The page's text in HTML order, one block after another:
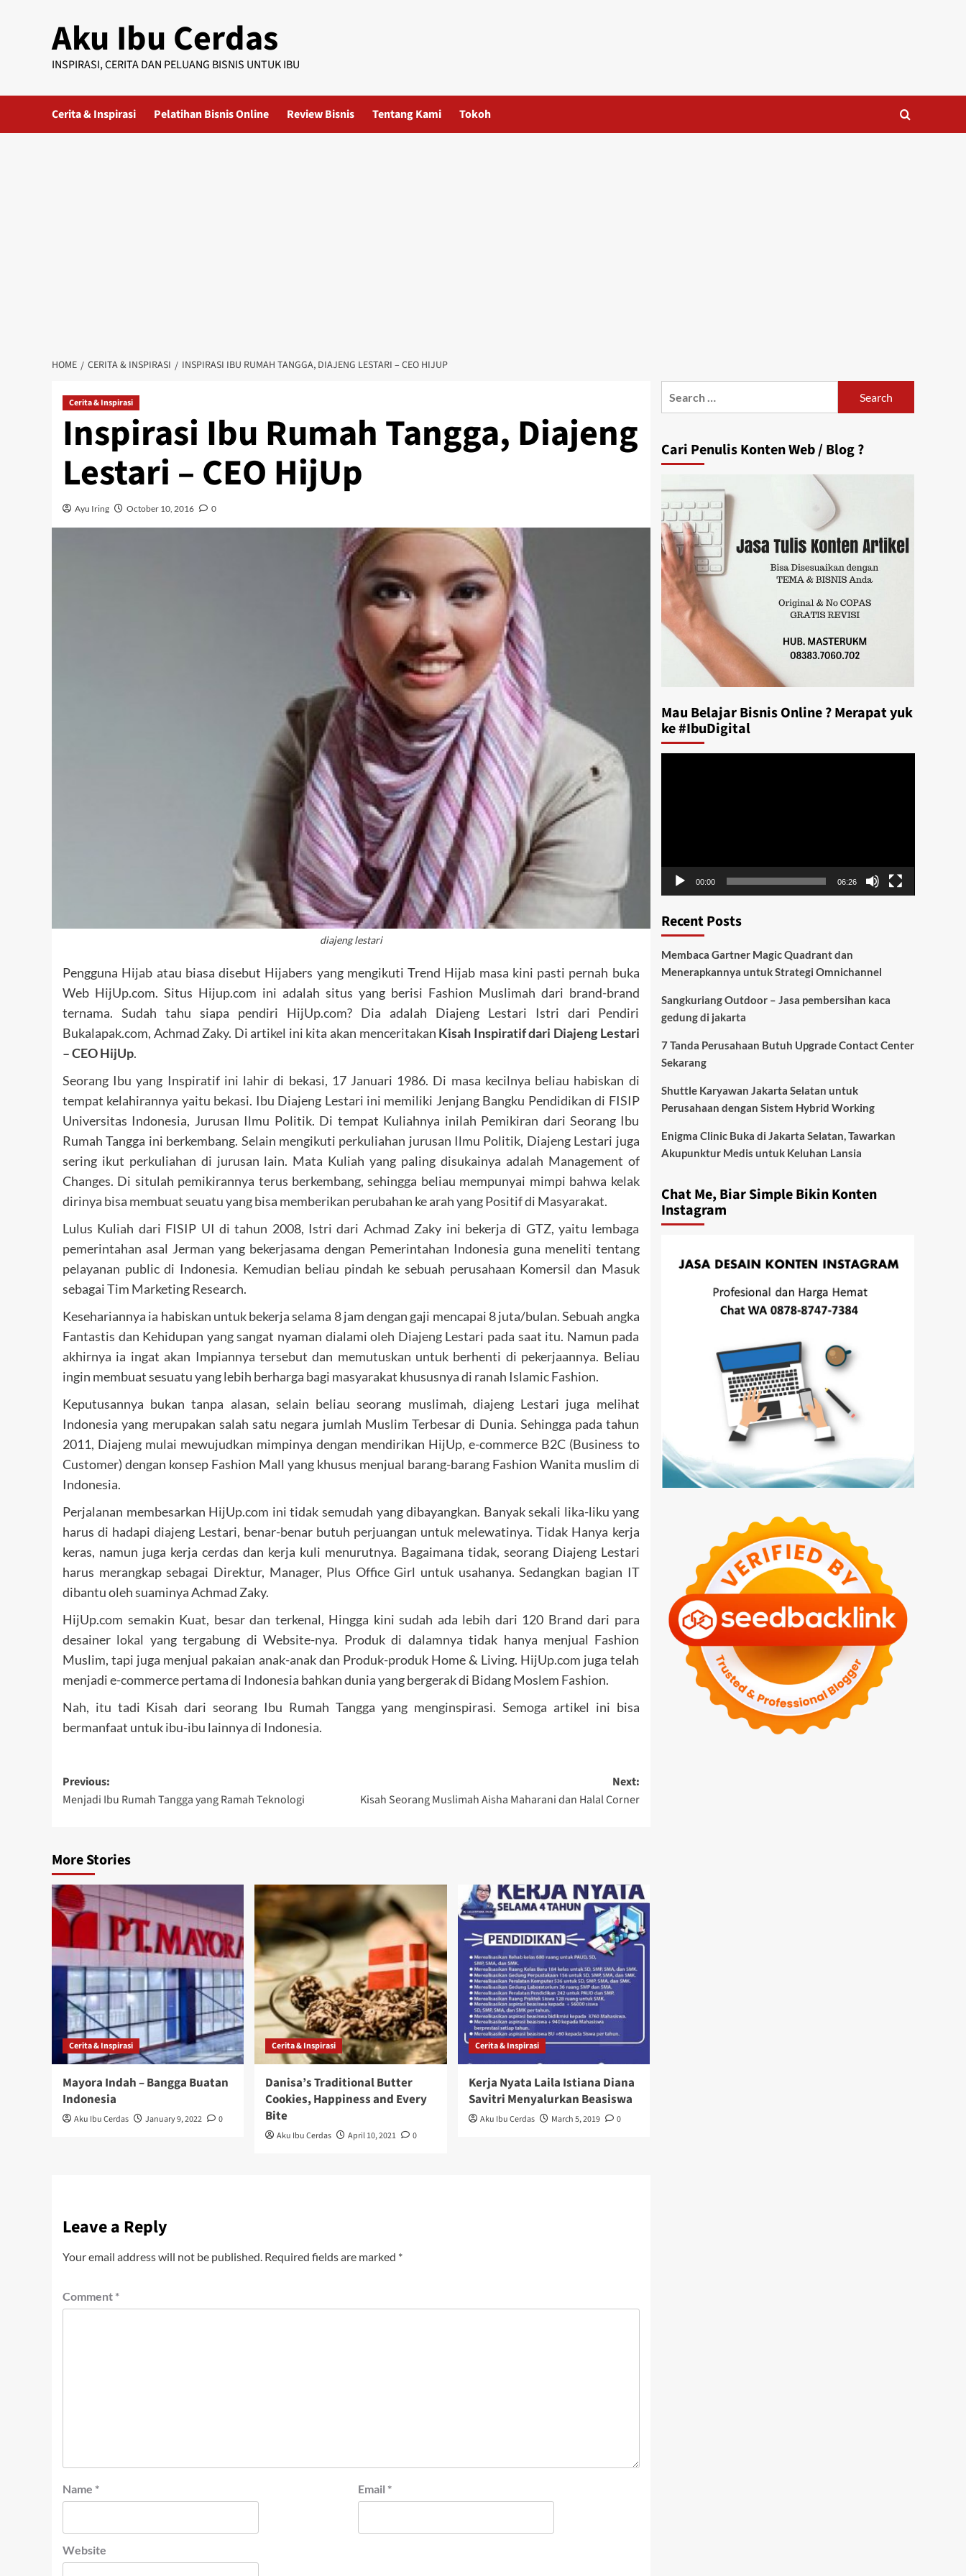
Aku Ibu Cerdas
INSPIRASI, CERITA DAN PELUANG BISNIS UNTUK IBU
Cerita & Inspirasi Pelatihan Bisnis Online Review Bisnis Tentang Kami Tokoh
HOME CERITA & INSPIRASI INSPIRASI IBU RUMAH TANGGA, DIAJENG LESTARI – CEO HIJUP
Cerita & Inspirasi
Inspirasi Ibu Rumah Tangga, Diajeng
Lestari – CEO HijUp
Ayu Iring October 10, 2016 0
diajeng lestari
Pengguna Hijab atau biasa disebut Hijabers yang mengikuti Trend Hijab masa kini pasti pernah buka
Web HijUp.com. Situs Hijup.com ini adalah situs yang berisi Fashion Muslimah dari brand-brand
ternama. Sudah tahu siapa pendiri HijUp.com? Dia adalah Diajeng Lestari Istri dari Pendiri
Bukalapak.com, Achmad Zaky. Di artikel ini kita akan menceritakan Kisah Inspiratif dari Diajeng Lestari
– CEO HijUp.
Seorang Ibu yang Inspiratif ini lahir di bekasi, 17 Januari 1986. Di masa kecilnya beliau habiskan di
tempat kelahirannya yaitu bekasi. Ibu Diajeng Lestari ini memiliki Jenjang Bangku Pendidikan di FISIP
Universitas Indonesia, Jurusan Ilmu Politik. Di tempat Kuliahnya inilah Pemikiran dari Seorang Ibu
Rumah Tangga ini berkembang. Selain mengikuti perkuliahan jurusan Ilmu Politik, Diajeng Lestari juga
sering ikut perkuliahan di jurusan lain. Mata Kuliah yang paling disukainya adalah Management of
Changes. Di situlah pemikirannya terus berkembang, sehingga beliau mempunyai mimpi bahwa kelak
dirinya bisa membuat seuatu yang bisa memberikan perubahan ke arah yang Positif di Masyarakat.
Lulus Kuliah dari FISIP UI di tahun 2008, Istri dari Achmad Zaky ini bekerja di GTZ, yaitu lembaga
pemerintahan asal Jerman yang bekerjasama dengan Pemerintahan Indonesia guna meneliti tentang
pelayanan public di Indonesia. Kemudian beliau pindah ke sebuah perusahaan Komersil dan Masuk
sebagai Tim Marketing Research.
Kesehariannya ia habiskan untuk bekerja selama 8 jam dengan gaji mencapai 8 juta/bulan. Sebuah angka
Fantastis dan Kehidupan yang sangat nyaman dialami oleh Diajeng Lestari pada saat itu. Namun pada
akhirnya ia ingat akan Impiannya tersebut dan memutuskan untuk berhenti di pekerjaannya. Beliau
ingin membuat sesuatu yang lebih berharga bagi masyarakat khususnya di ranah Islamic Fashion.
Keputusannya bukan tanpa alasan, selain beliau seorang muslimah, diajeng Lestari juga melihat
Indonesia yang merupakan salah satu negara jumlah Muslim Terbesar di Dunia. Sehingga pada tahun
2011, Diajeng mulai mewujudkan mimpinya dengan mendirikan HijUp, e-commerce B2C (Business to
Customer) dengan konsep Fashion Mall yang khusus menjual barang-barang Fashion Wanita muslim di
Indonesia.
Perjalanan membesarkan HijUp.com ini tidak semudah yang dibayangkan. Banyak sekali lika-liku yang
harus di hadapi diajeng Lestari, benar-benar butuh perjuangan untuk melewatinya. Tidak Hanya kerja
keras, namun juga kerja cerdas dan kerja kuli menurutnya. Bagaimana tidak, seorang Diajeng Lestari
harus merangkap sebagai Direktur, Manager, Plus Office Girl untuk usahanya. Sedangkan bagian IT
dibantu oleh suaminya Achmad Zaky.
HijUp.com semakin Kuat, besar dan terkenal, Hingga kini sudah ada lebih dari 120 Brand dari para
desainer lokal yang tergabung di Website-nya. Produk di dalamnya tidak hanya menjual Fashion
Muslim, tapi juga menjual pakaian anak-anak dan Produk-produk Home & Living. HijUp.com juga telah
menjadi e-commerce pertama di Indonesia bahkan dunia yang bergerak di Bidang Moslem Fashion.
Nah, itu tadi Kisah dari seorang Ibu Rumah Tangga yang menginspirasi. Semoga artikel ini bisa
bermanfaat untuk ibu-ibu lainnya di Indonesia.
Post
navigation
Previous:
Menjadi Ibu Rumah Tangga yang Ramah Teknologi
Next:
Kisah Seorang Muslimah Aisha Maharani dan Halal Corner
More Stories
Cerita & Inspirasi
Mayora Indah – Bangga Buatan
Indonesia
Aku Ibu Cerdas January 9, 2022 0
Cerita & Inspirasi
Danisa’s Traditional Butter
Cookies, Happiness and Every
Bite
Aku Ibu Cerdas April 10, 2021 0
Cerita & Inspirasi
Kerja Nyata Laila Istiana Diana
Savitri Menyalurkan Beasiswa
Aku Ibu Cerdas March 5, 2019 0
Leave a Reply
Your email address will not be published. Required fields are marked *
Comment *
Name * Email *
Website
Cari Penulis Konten Web / Blog ?
Mau Belajar Bisnis Online ? Merapat yuk
ke #IbuDigital
00:00 06:26
Recent Posts
Membaca Gartner Magic Quadrant dan
Menerapkannya untuk Strategi Omnichannel
Sangkuriang Outdoor – Jasa pembersihan kaca
gedung di jakarta
7 Tanda Perusahaan Butuh Upgrade Contact Center
Sekarang
Shuttle Karyawan Jakarta Selatan untuk
Perusahaan dengan Sistem Hybrid Working
Enigma Clinic Buka di Jakarta Selatan, Tawarkan
Akupunktur Medis untuk Keluhan Lansia
Chat Me, Biar Simple Bikin Konten
Instagram